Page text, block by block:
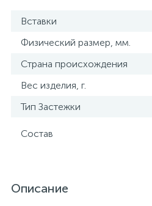
Вставки
Физический размер, мм.
Страна происхождения
Вес изделия, г.
Тип Застежки
Состав
Описание